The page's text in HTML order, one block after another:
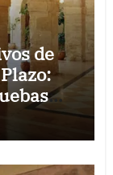
de